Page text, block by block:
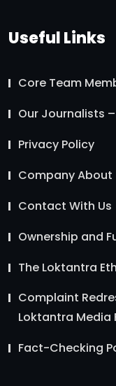
Useful Links
Core Team
Our Journalists
Privacy Policy
Company About
Contact With Us
Ownership and
The Loktantra
Complaint
Loktantra Media
Fact-Checking